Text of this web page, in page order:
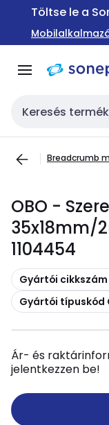
Ugrás aTöltse le a
Keresési bemenet
Breadcrumb
OBO -
35x18mm/
1104454
Másolás
Gyártói cikkszám
Másolás
Gyártói típuskód
Ár- és
jelentkezzen be!